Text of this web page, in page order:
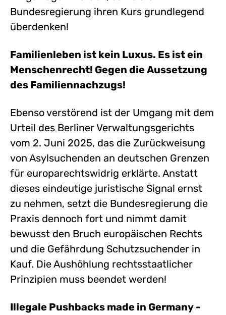
Bundesregierung ihren Kurs grundlegend
überdenken!
Familienleben ist kein Luxus. Es ist ein
Menschenrecht! Gegen die Aussetzung
des Familiennachzugs!
Ebenso verstörend ist der Umgang mit dem
Urteil des Berliner Verwaltungsgerichts
vom 2. Juni 2025, das die Zurückweisung
von Asylsuchenden an deutschen Grenzen
für europarechtswidrig erklärte. Anstatt
dieses eindeutige juristische Signal ernst
zu nehmen, setzt die Bundesregierung die
Praxis dennoch fort und nimmt damit
bewusst den Bruch europäischen Rechts
und die Gefährdung Schutzsuchender in
Kauf. Die Aushöhlung rechtsstaatlicher
Prinzipien muss beendet werden!
Illegale Pushbacks made in Germany -